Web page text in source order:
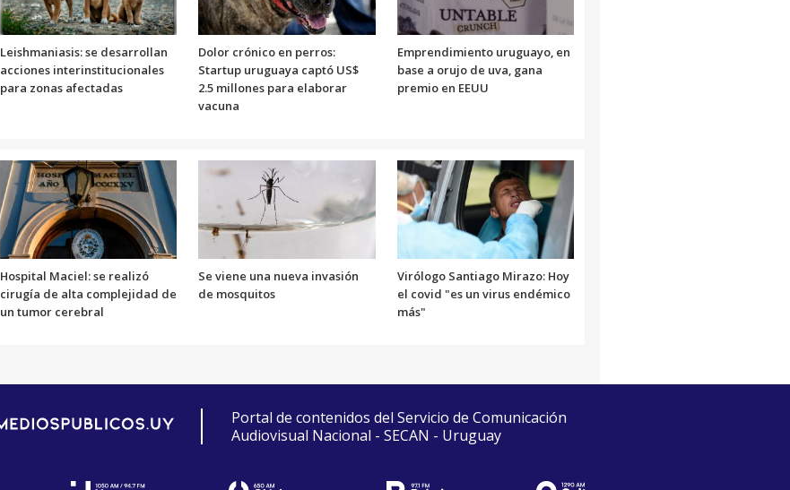
Leishmaniasis: se desarrollan
acciones interinstitucionales
para zonas afectadas
Dolor crónico en perros:
Startup uruguaya captó US$
2.5 millones para elaborar
vacuna
Emprendimiento uruguayo, en
base a orujo de uva, gana
premio en EEUU
Hospital Maciel: se realizó
cirugía de alta complejidad de
un tumor cerebral
Se viene una nueva invasión
de mosquitos
Virólogo Santiago Mirazo: Hoy
el covid "es un virus endémico
más"
Portal de contenidos del Servicio de Comunicación
Audiovisual Nacional - SECAN - Uruguay